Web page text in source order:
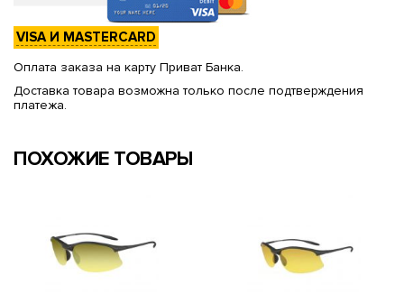
VISA И MASTERCARD
Оплата заказа на карту Приват Банка.
Доставка товара возможна только после подтверждения
платежа.
ПОХОЖИЕ ТОВАРЫ